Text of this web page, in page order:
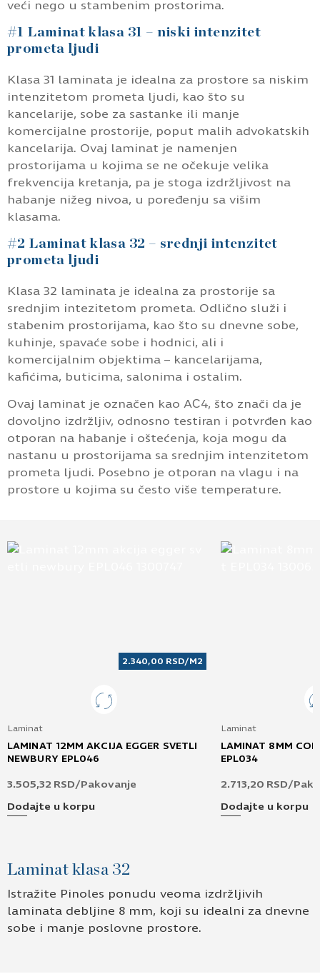
veći nego u stambenim prostorima.
#1 Laminat klasa 31 – niski intenzitet
prometa ljudi
Klasa 31 laminata je idealna za prostore sa niskim
intenzitetom prometa ljudi, kao što su
kancelarije, sobe za sastanke ili manje
komercijalne prostorije, poput malih advokatskih
kancelarija. Ovaj laminat je namenjen
prostorijama u kojima se ne očekuje velika
frekvencija kretanja, pa je stoga izdržljivost na
habanje nižeg nivoa, u poređenju sa višim
klasama.
#2 Laminat klasa 32 – srednji intenzitet
prometa ljudi
Klasa 32 laminata je idealna za prostorije sa
srednjim intezitetom prometa. Odlično služi i
stabenim prostorijama, kao što su dnevne sobe,
kuhinje, spavaće sobe i hodnici, ali i
komercijalnim objektima – kancelarijama,
kafićima, buticima, salonima i ostalim.
Ovaj laminat je označen kao AС4, što znači da je
dovoljno izdržljiv, odnosno testiran i potvrđen kao
otporan na habanje i oštećenja, koja mogu da
nastanu u prostorijama sa srednjim intenzitetom
prometa ljudi. Posebno je otporan na vlagu i na
prostore u kojima su često više temperature.
2.340,00 RSD/M2
Laminat
LAMINAT 12MM AKCIJA EGGER SVETLI
NEWBURY EPL046
3.505,32 RSD/Pakovanje
Dodajte u korpu
Laminat
LAMINAT 8MM
EPL034
2.713,20 RSD/
Dodajte u korpu
Laminat klasa 32
Istražite Pinoles ponudu veoma izdržljivih
laminata debljine 8 mm, koji su idealni za dnevne
sobe i manje poslovne prostore.